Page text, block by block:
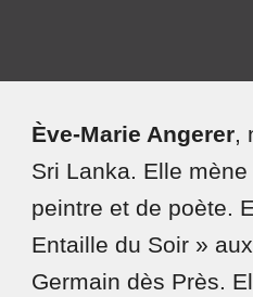
Ève-Marie Angerer,
Sri Lanka. Elle
peintre et de poète.
Entaille du Soir »
Germain dès Près.